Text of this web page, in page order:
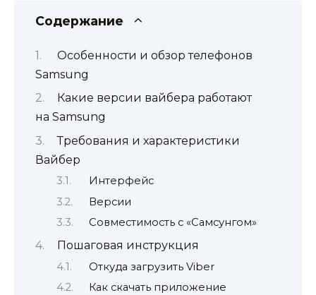
Содержание
Особенности и обзор телефонов
Samsung
Какие версии вайбера работают
на Samsung
Требования и характеристики
Вайбер
Интерфейс
Версии
Совместимость с «Самсунгом»
Пошаговая инструкция
Откуда загрузить Viber
Как скачать приложение